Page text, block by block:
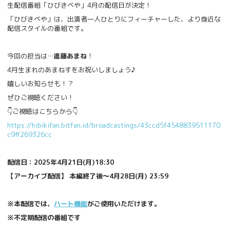
生配信番組「ひびきべや」4月の配信日が決定！
「ひびきべや」は、出演者一人ひとりにフィーチャーした、より身近な
配信スタイルの番組です。
今回の担当は…進藤あまね ！
4月生まれのあまねすをお祝いしましょう♪
嬉しいお知らせも！？
ぜひご視聴ください！
👇ご視聴はこちらから👇
https://hibikifan.bitfan.id/broadcastings/43ccd5f4548839511170
c9ff269326cc
配信日：2025年4月21日(月)18:30
【アーカイブ配信】 本編終了後～4月28日(月) 23:59
※本配信では、 ハート機能がご使用いただけます。
※不定期配信の番組です